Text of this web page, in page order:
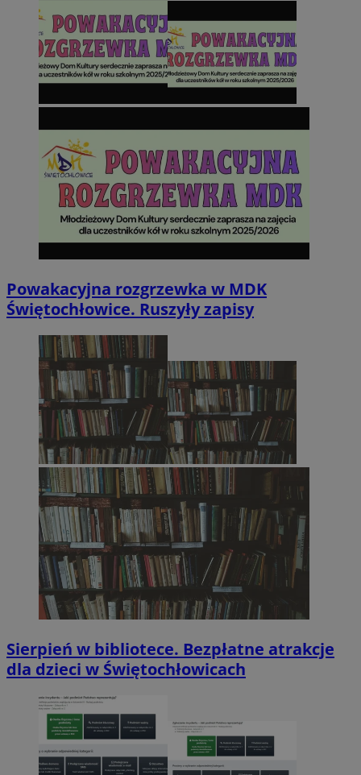
Powakacyjna rozgrzewka w MDK
Świętochłowice. Ruszyły zapisy
Sierpień w bibliotece. Bezpłatne atrakcje
dla dzieci w Świętochłowicach